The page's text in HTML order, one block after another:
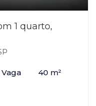
1 quarto,
Vaga 40 m²